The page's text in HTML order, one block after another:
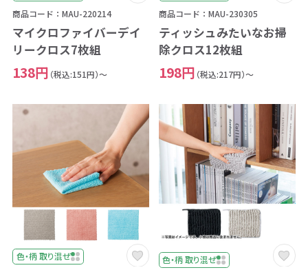
商品コード：MAU-220214
マイクロファイバーデイ
リークロス7枚組
138円 （税込:151円）～
商品コード：MAU-230305
ティッシュみたいなお掃
除クロス12枚組
198円 （税込:217円）～
色・柄 取り混ぜ
色・柄 取り混ぜ